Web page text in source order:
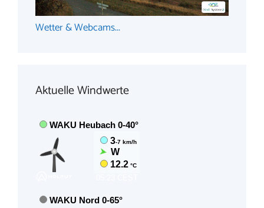
Wetter & Webcams...
Aktuelle Windwerte